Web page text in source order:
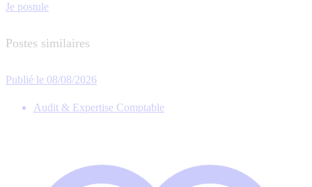
Je postule
Postes similaires
Publié le 08/08/2026
Audit & Expertise Comptable